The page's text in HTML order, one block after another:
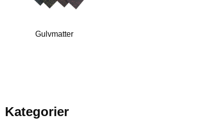
Gulvmatter
Kategorier